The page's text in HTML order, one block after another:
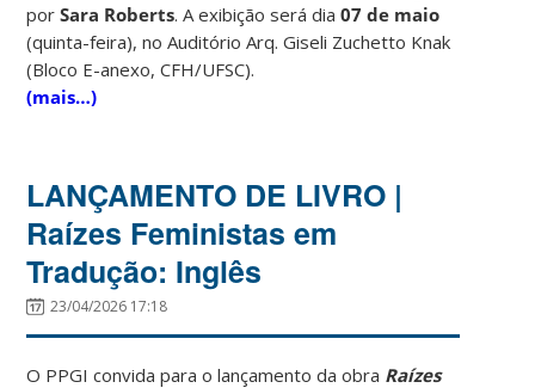
por Sara Roberts. A exibição será dia07 de maio
(quinta-feira), no Auditório Arq. Giseli Zuchetto Knak
(Bloco E-anexo, CFH/UFSC).
(mais…)
LANÇAMENTO DE LIVRO |
Raízes Feministas em
Tradução: Inglês
23/04/2026 17:18
O PPGI convida para o lançamento da obra Raízes